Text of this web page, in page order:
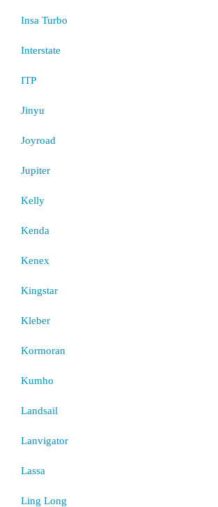
Insa Turbo
Interstate
ITP
Jinyu
Joyroad
Jupiter
Kelly
Kenda
Kenex
Kingstar
Kleber
Kormoran
Kumho
Landsail
Lanvigator
Lassa
Ling Long